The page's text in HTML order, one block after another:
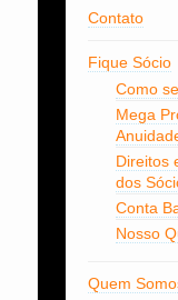
Contato
Fique Sócio
Como
Mega
Direitos
dos
Conta
Nosso
Quem